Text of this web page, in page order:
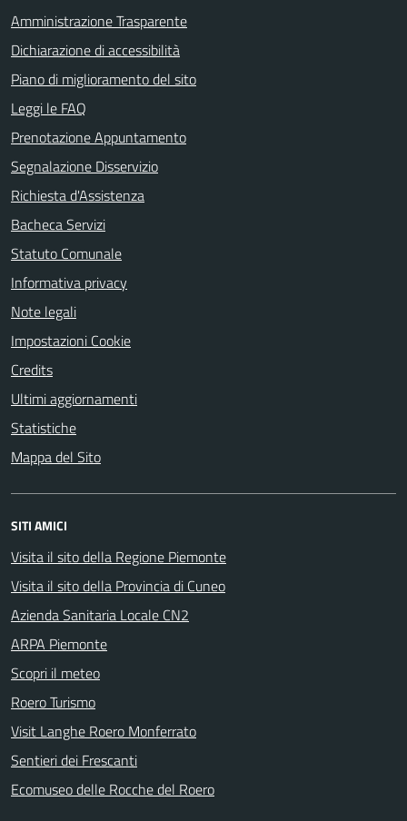
Amministrazione Trasparente
Dichiarazione di accessibilità
Piano di miglioramento del sito
Leggi le FAQ
Prenotazione Appuntamento
Segnalazione Disservizio
Richiesta d'Assistenza
Bacheca Servizi
Statuto Comunale
Informativa privacy
Note legali
Impostazioni Cookie
Credits
Ultimi aggiornamenti
Statistiche
Mappa del Sito
SITI AMICI
Visita il sito della Regione Piemonte
Visita il sito della Provincia di Cuneo
Azienda Sanitaria Locale CN2
ARPA Piemonte
Scopri il meteo
Roero Turismo
Visit Langhe Roero Monferrato
Sentieri dei Frescanti
Ecomuseo delle Rocche del Roero